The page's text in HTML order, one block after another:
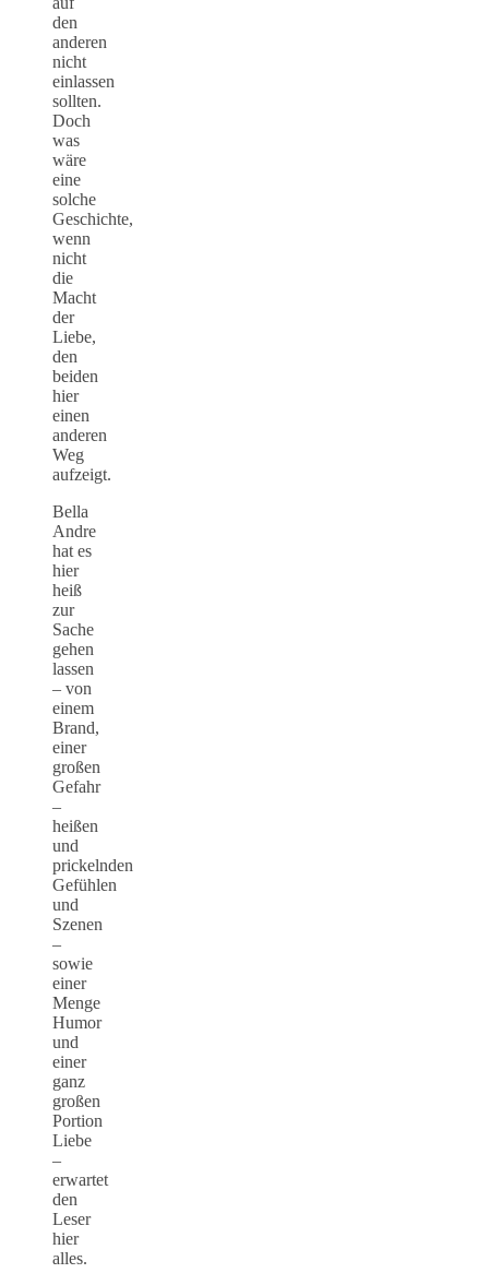
den
anderen
nicht
einlassen
sollten.
Doch
was
wäre
eine
solche
Geschichte,
wenn
nicht
die
Macht
der
Liebe,
den
beiden
hier
einen
anderen
Weg
aufzeigt.
Bella
Andre
hat es
hier
heiß
zur
Sache
gehen
lassen
– von
einem
Brand,
einer
großen
Gefahr
–
heißen
und
prickelnden
Gefühlen
und
Szenen
–
sowie
einer
Menge
Humor
und
einer
ganz
großen
Portion
Liebe
–
erwartet
den
Leser
hier
alles.